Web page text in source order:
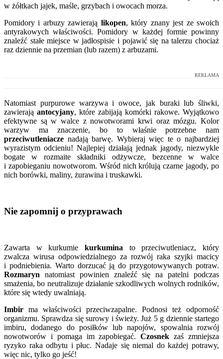
w żółtkach jajek, maśle, grzybach i owocach morza.
Pomidory i arbuzy zawierają likopen, który znany jest ze swoich
antyrakowych właściwości. Pomidory w każdej formie powinny
znaleźć stałe miejsce w jadłospisie i pojawić się na talerzu chociaż
raz dziennie na przemian (lub razem) z arbuzami.
REKLAMA
Natomiast purpurowe warzywa i owoce, jak buraki lub śliwki,
zawierają antocyjany, które zabijają komórki rakowe. Wyjątkowo
efektywne są w walce z nowotworami krwi oraz mózgu. Kolor
warzyw ma znaczenie, bo to właśnie potrzebne nam
przeciwutleniacze nadają barwę. Wybieraj więc te o najbardziej
wyrazistym odcieniu! Najlepiej działają jednak jagody, niezwykle
bogate w rozmaite składniki odżywcze, bezcenne w walce
i zapobieganiu nowotworom. Wśród nich królują czarne jagody, po
nich borówki, maliny, żurawina i truskawki.
Nie zapomnij o przyprawach
Zawarta w kurkumie kurkumina to przeciwutleniacz, który
zwalcza wirusa odpowiedzialnego za rozwój raka szyjki macicy
i podniebienia. Warto dorzucać ją do przygotowywanych potraw.
Rozmaryn natomiast powinien znaleźć się na patelni podczas
smażenia, bo neutralizuje działanie szkodliwych wolnych rodników,
które się wtedy uwalniają.
Imbir ma właściwości przeciwzapalne. Podnosi też odporność
organizmu. Sprawdza się surowy i świeży. Już 5 g dziennie startego
imbiru, dodanego do posiłków lub napojów, spowalnia rozwój
nowotworów i pomaga im zapobiegać.Czosnek zaś zmniejsza
ryzyko raka odbytu i płuc. Nadaje się niemal do każdej potrawy,
więc nic, tylko go jeść!